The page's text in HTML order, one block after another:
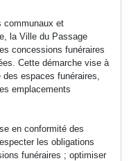
communaux et
la Ville du Passage
concessions funéraires
Cette démarche vise à
espaces funéraires,
emplacements
en conformité des
les obligations
funéraires ; optimiser